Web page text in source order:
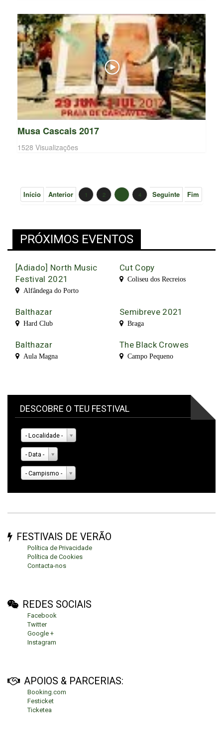
Musa Cascais 2017
1528 Visualizações
Início Anterior 1 2 4 Seguinte Fim
PRÓXIMOS EVENTOS
[Adiado] North Music
Festival 2021
Alfândega do Porto
Cut Copy
Coliseu dos Recreios
Balthazar
Hard Club
Semibreve 2021
Braga
Balthazar
Aula Magna
The Black Crowes
Campo Pequeno
DESCOBRE O TEU FESTIVAL
- Localidade -
- Data -
- Campismo -
FESTIVAIS DE VERÃO
Política de Privacidade
Política de Cookies
Contacta-nos
REDES SOCIAIS
Facebook
Twitter
Google +
Instagram
APOIOS & PARCERIAS:
Booking.com
Festicket
Ticketea